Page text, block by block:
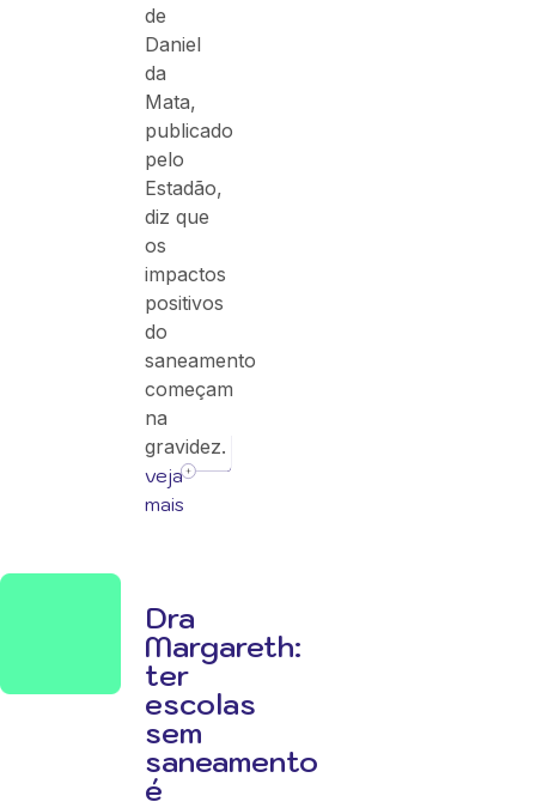
de
Daniel
da
Mata,
publicado
pelo
Estadão,
diz que
os
impactos
positivos
do
saneamento
começam
na
gravidez.
veja
mais
Dra
Margareth:
ter
escolas
sem
saneamento
é